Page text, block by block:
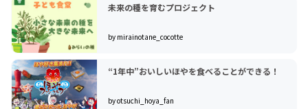
未来の種を育むプロジェクト
by mirainotane_cocotte
“1年中”おいしいほやを食べることができる！
by otsuchi_hoya_fan